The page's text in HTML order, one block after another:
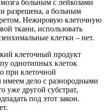
больным с лейкозами
разрешена, а больным
Нежировую клеточную
ткани, использовать
клетки – нет.
клеточный продукт
однотипных клеток
при клеточной
дело с разнородными
уже другой субстрат,
под этот закон.